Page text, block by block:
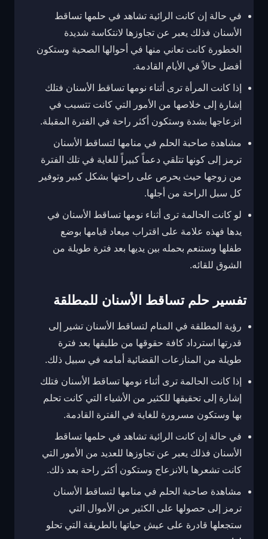
في حالة إن كانت الرائية تشاهد في حلمها تساقط
الأسنان فذلك يعبر عن تجاوزها لانتكاسة شديدة
الخطورة كانت تعاني منها في أحوالها الصحية وستكون
أفضل حالاً في الأيام القادمة.
إذا كانت المرأة ترى أثناء نومها تساقط الأسنان فتلك
إشارة إلى خلاصها من الأمور التي كانت تتسبب في
انزعاجها بشدة وستكون أكثر راحة في الفترة المقبلة.
مشاهدة صاحبة الحلم في منامها لتساقط الأسنان
ترمز إلى كونها تتلقي دعماً كبيراً للغاية في تلك الفترة
من زوجها حيث يحرص على راحتها بشكل كبير وتوفير
كل سبل الراحة من أجلها.
لو كانت الحالمة ترى أثناء نومها تساقط الأسنان في
يدها فهذه علامة على اقتراب ميعاد قيامها بوضع
طفلها وستنعم بحمله بين يديها بعد فترة طويلة من
الشوق للقائه.
تفسير حلم تساقط الأسنان للمطلقة
رؤية المطلقة في المنام لتساقط الأسنان تشير إلى
قدرتها استرداد كافة حقوقها من طليقها بعد فترة
طويلة من المنازعات القضائية أمامه في سبيل ذلك.
إذا كانت الحالمة ترى أثناء نومها تساقط الأسنان فتلك
إشارة إلى تحقيقها للكثير من الأشياء التي كانت تحلم
بها وستكون مسرورة للغاية في الفترة القادمة.
في حالة إن كانت الرائية تشاهد في حلمها تساقط
الأسنان فذلك يعبر عن تجاوزها للعديد من الأمور التي
كانت تشعرها بالانزعاج وستكون أكثر راحة بعد ذلك.
مشاهدة صاحبة الحلم في منامها لتساقط الأسنان
ترمز إلى حصولها على الكثير من الأموال التي
ستجعلها قادرة على عيش حياتها بالطريقة التي تحلو